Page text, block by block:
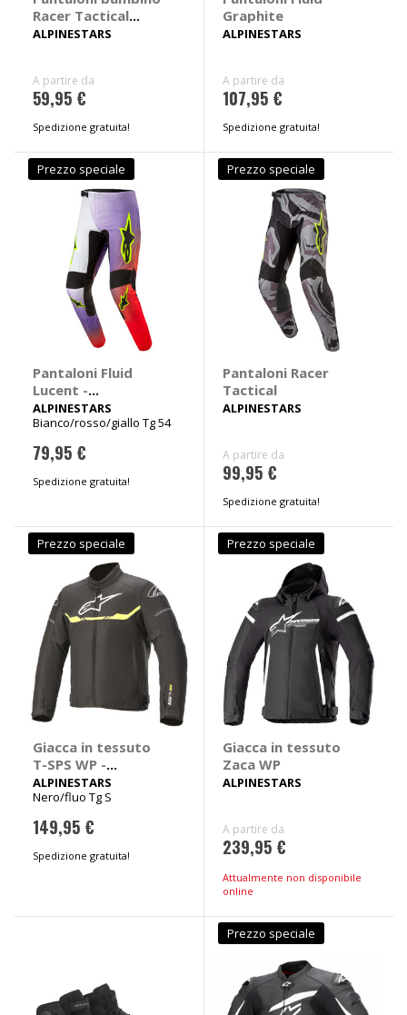
Racer Tactical
bambino
ALPINESTARS
A partire da
59,95 €
Spedizione gratuita!
Graphite
ALPINESTARS
A partire da
107,95 €
Spedizione gratuita!
Prezzo speciale
Pantaloni Fluid
Lucent -
ALPINESTARS
ALPINESTARS
Bianco/rosso/giallo Tg 54
79,95 €
Spedizione gratuita!
Prezzo speciale
Pantaloni Racer
Tactical
ALPINESTARS
A partire da
99,95 €
Spedizione gratuita!
Prezzo speciale
Giacca in tessuto
T-SPS WP -
ALPINESTARS
ALPINESTARS
Nero/fluo Tg S
149,95 €
Spedizione gratuita!
Prezzo speciale
Giacca in tessuto
Zaca WP
ALPINESTARS
A partire da
239,95 €
Attualmente non disponibile
online
Prezzo speciale